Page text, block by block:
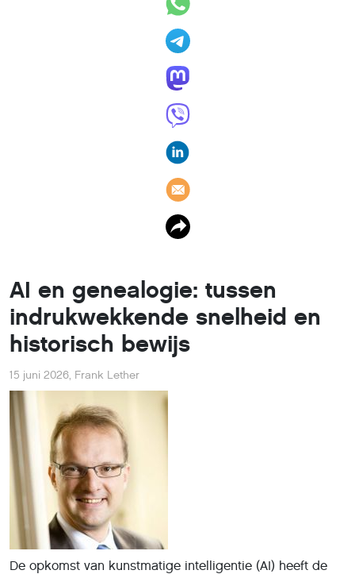
AI en genealogie: tussen
indrukwekkende snelheid en
historisch bewijs
15 juni 2026, Frank Lether
De opkomst van kunstmatige intelligentie (AI) heeft de